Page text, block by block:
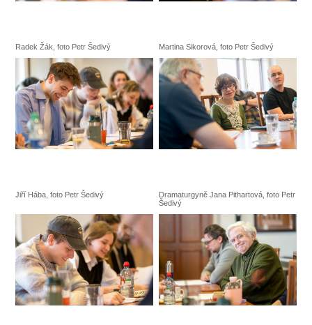
Radek Žák, foto Petr Šedivý Martina Sikorová, foto Petr Šedivý
Jiří Hába, foto Petr Šedivý
Dramaturgyně Jana Pithartová, foto Petr
Šedivý